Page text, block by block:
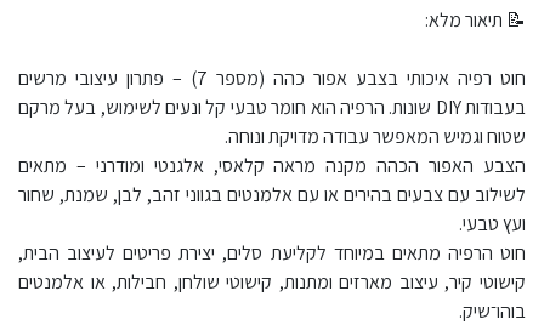
📝 תיאור מלא:
חוט רפיה איכותי בצבע אפור כהה (מספר 7) – פתרון עיצובי מרשים
בעבודות DIY שונות. הרפיה הוא חומר טבעי קל ונעים לשימוש, בעל מרקם
שטוח וגמיש המאפשר עבודה מדויקת ונוחה.
הצבע האפור הכהה מקנה מראה קלאסי, אלגנטי ומודרני – מתאים
לשילוב עם צבעים בהירים או עם אלמנטים בגווני זהב, לבן, שמנת, שחור
ועץ טבעי.
חוט הרפיה מתאים במיוחד לקליעת סלים, יצירת פריטים לעיצוב הבית,
קישוטי קיר, עיצוב מארזים ומתנות, קישוטי שולחן, חבילות, או אלמנטים
בוהו־שיק.